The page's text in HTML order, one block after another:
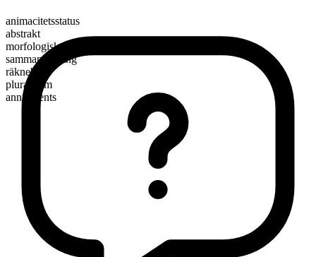
animacitetsstatus
abstrakt
morfologisk sammansättning
sammansättning
räknebart
pluralform
annulments